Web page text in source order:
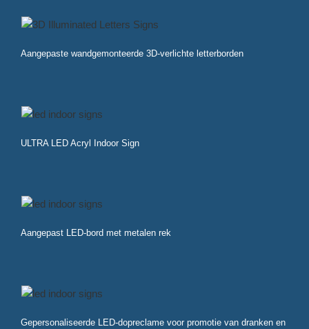
Aangepaste wandgemonteerde 3D-verlichte letterborden
ULTRA LED Acryl Indoor Sign
Aangepast LED-bord met metalen rek
Gepersonaliseerde LED-dopreclame voor promotie van dranken en